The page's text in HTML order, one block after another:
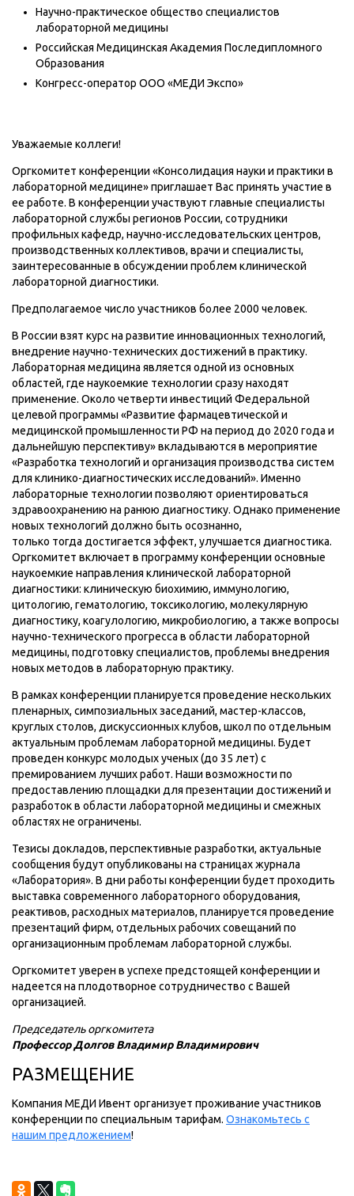
Научно-практическое общество специалистов
лабораторной медицины
Российская Медицинская Академия Последипломного
Образования
Конгресс-оператор ООО «МЕДИ Экспо»
Уважаемые коллеги!
Оргкомитет конференции «Консолидация науки и практики в
лабораторной медицине» приглашает Вас принять участие в
ее работе. В конференции участвуют главные специалисты
лабораторной службы регионов России, сотрудники
профильных кафедр, научно-исследовательских центров,
производственных коллективов, врачи и специалисты,
заинтересованные в обсуждении проблем клинической
лабораторной диагностики.
Предполагаемое число участников более 2000 человек.
В России взят курс на развитие инновационных технологий,
внедрение научно-технических достижений в практику.
Лабораторная медицина является одной из основных
областей, где наукоемкие технологии сразу находят
применение. Около четверти инвестиций Федеральной
целевой программы «Развитие фармацевтической и
медицинской промышленности РФ на период до 2020 года и
дальнейшую перспективу» вкладываются в мероприятие
«Разработка технологий и организация производства систем
для клинико-диагностических исследований». Именно
лабораторные технологии позволяют ориентироваться
здравоохранению на ранюю диагностику. Однако применение
новых технологий должно быть осознанно,
только тогда достигается эффект, улучшается диагностика.
Оргкомитет включает в программу конференции основные
наукоемкие направления клинической лабораторной
диагностики: клиническую биохимию, иммунологию,
цитологию, гематологию, токсикологию, молекулярную
диагностику, коагулологию, микробиологию, а также вопросы
научно-технического прогресса в области лабораторной
медицины, подготовку специалистов, проблемы внедрения
новых методов в лабораторную практику.
В рамках конференции планируется проведение нескольких
пленарных, симпозиальных заседаний, мастер-классов,
круглых столов, дискуссионных клубов, школ по отдельным
актуальным проблемам лабораторной медицины. Будет
проведен конкурс молодых ученых (до 35 лет) с
премированием лучших работ. Наши возможности по
предоставлению площадки для презентации достижений и
разработок в области лабораторной медицины и смежных
областях не ограничены.
Тезисы докладов, перспективные разработки, актуальные
сообщения будут опубликованы на страницах журнала
«Лаборатория». В дни работы конференции будет проходить
выставка современного лабораторного оборудования,
реактивов, расходных материалов, планируется проведение
презентаций фирм, отдельных рабочих совещаний по
организационным проблемам лабораторной службы.
Оргкомитет уверен в успехе предстоящей конференции и
надеется на плодотворное сотрудничество с Вашей
организацией.
Председатель оргкомитета
Профессор Долгов Владимир Владимирович
РАЗМЕЩЕНИЕ
Компания МЕДИ Ивент организует проживание участников
конференции по специальным тарифам. Ознакомьтесь с
нашим предложением!